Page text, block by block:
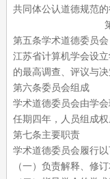
共同体公认道德规范的
第五条学术道德委员会
江苏省计算机学会设
的最高调查、评议与决
第六条委员会组成
学术道德委员会由学
任期四年，人员组成权
第七条主要职责
学术道德委员会履行以
（一）负责解释、修订